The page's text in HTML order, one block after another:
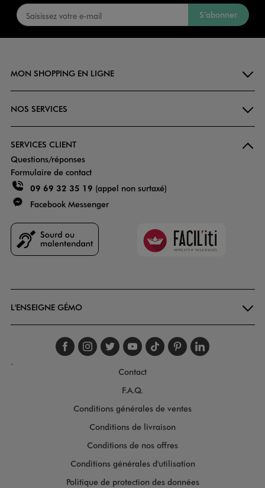
S’abonner
MON SHOPPING EN LIGNE
NOS SERVICES
SERVICES CLIENT
Questions/réponses
Formulaire de contact
09 69 32 35 19 (appel non surtaxé)
Facebook Messenger
Faciliti
L'ENSEIGNE GÉMO
Suivez-nous sur
Suivez-nous sur
Suivez-nous sur
Suivez-nous
Suivez-nous
Suivez-
.
Contact
F.A.Q.
Conditions générales de ventes
Conditions de livraison
Conditions de nos offres
Conditions générales d'utilisation
Politique de protection des données